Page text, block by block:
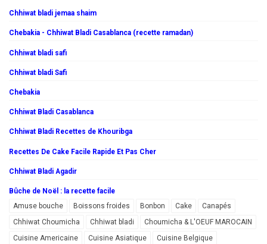
Chhiwat bladi jemaa shaim
Chebakia - Chhiwat Bladi Casablanca (recette ramadan)
Chhiwat bladi safi
Chhiwat bladi Safi
Chebakia
Chhiwat Bladi Casablanca
Chhiwat Bladi Recettes de Khouribga
Recettes De Cake Facile Rapide Et Pas Cher
Chhiwat Bladi Agadir
Bûche de Noël : la recette facile
Amuse bouche
Boissons froides Bonbon Cake
Canapés
Chhiwat Choumicha
Chhiwat bladi
Choumicha & L'OEUF MAROCAIN
Cuisine Americaine
Cuisine Asiatique
Cuisine Belgique